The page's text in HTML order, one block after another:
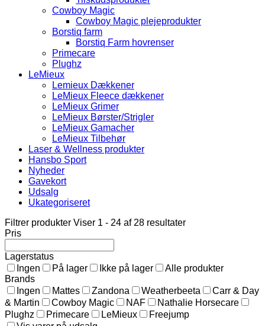
Cowboy Magic
Cowboy Magic plejeprodukter
Borstiq farm
Borstiq Farm hovrenser
Primecare
Plughz
LeMieux
Lemieux Dækkener
LeMieux Fleece dækkener
LeMieux Grimer
LeMieux Børster/Strigler
LeMieux Gamacher
LeMieux Tilbehør
Laser & Wellness produkter
Hansbo Sport
Nyheder
Gavekort
Udsalg
Ukategoriseret
Filtrer produkter Viser 1 - 24 af 28 resultater
Pris
Lagerstatus
Ingen
På lager Ikke på lager
Alle produkter
Brands
Ingen
Mattes Zandona Weatherbeeta
Carr & Day
& Martin
Cowboy Magic NAF
Nathalie Horsecare
Plughz
Primecare LeMieux
Freejump